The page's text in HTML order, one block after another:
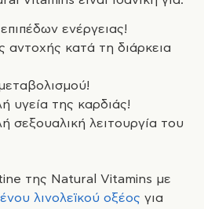
ενέργειας!
αντοχής κατά τη διάρκεια
υγεία της καρδιάς!
σεξουαλική λειτουργία του
της Natural Vitamins με
λινολεϊκού οξέος για